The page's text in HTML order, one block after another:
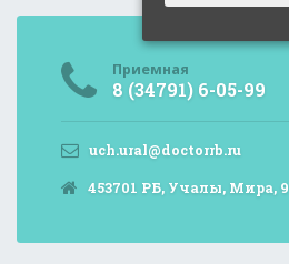
Приемная
8 (34791) 6-05-99
uch.ural@doctorrb.ru
453701 РБ, Учалы, Мира, 9